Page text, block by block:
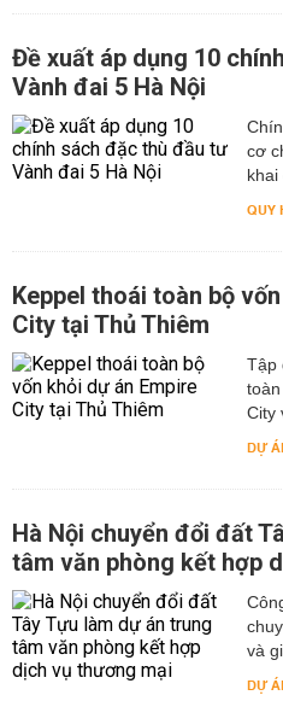
Đề xuất áp dụng 10
Vành đai 5 Hà Nội
cơ
khai
QUY
Keppel thoái toàn bộ
City tại Thủ Thiêm
Tập
City
DỰ
Hà Nội chuyển đổi đất
tâm văn phòng kết hợp
và
DỰ